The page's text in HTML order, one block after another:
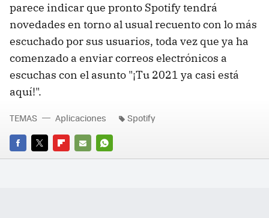
parece indicar que pronto Spotify tendrá
novedades en torno al usual recuento con lo más
escuchado por sus usuarios, toda vez que ya ha
comenzado a enviar correos electrónicos a
escuchas con el asunto "¡Tu 2021 ya casi está
aquí!".
FACEBOOK
TWITTERFLIPBOARD
E-
WHATSAPP
TEMAS Aplicaciones Spotify